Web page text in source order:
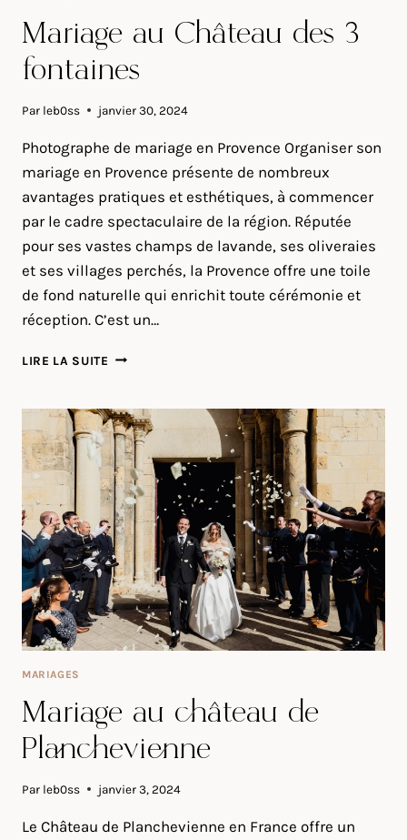
Mariage au Château des 3
fontaines
Par leb0ss janvier 30, 2024
Photographe de mariage en Provence Organiser son
mariage en Provence présente de nombreux
avantages pratiques et esthétiques, à commencer
par le cadre spectaculaire de la région. Réputée
pour ses vastes champs de lavande, ses oliveraies
et ses villages perchés, la Provence offre une toile
de fond naturelle qui enrichit toute cérémonie et
réception. C’est un…
LIRE LA SUITE MARIAGE
DES
3
FONTAINES
MARIAGES
Mariage au château de
Planchevienne
Par leb0ss janvier 3, 2024
Le Château de Planchevienne en France offre un